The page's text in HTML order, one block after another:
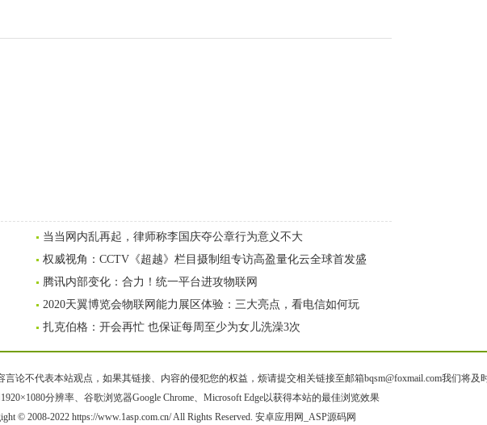
当当网内乱再起，律师称李国庆夺公章行为意义不大
权威视角：CCTV《超越》栏目摄制组专访高盈量化云全球首发盛
腾讯内部变化：合力！统一平台进攻物联网
2020天翼博览会物联网能力展区体验：三大亮点，看电信如何玩
扎克伯格：开会再忙 也保证每周至少为女儿洗澡3次
论不代表本站观点，如果其链接、内容的侵犯您的权益，烦请提交相关链接至邮箱bqsm@foxmail.com我们将及
分辨率、谷歌浏览器Google Chrome、Microsoft Edge以获得本站的最佳浏览效果
© 2008-2022 https://www.1asp.com.cn/ All Rights Reserved. 安卓应用网_ASP源码网